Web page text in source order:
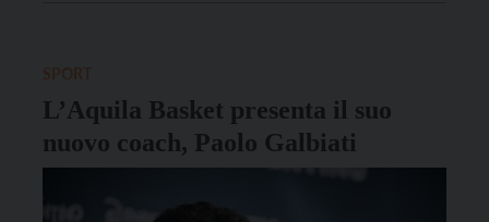
L’Aquila Basket presenta il suo
nuovo coach, Paolo Galbiati